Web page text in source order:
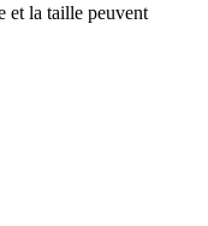
et la taille peuvent